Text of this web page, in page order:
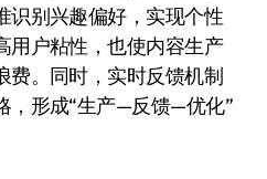
识别兴趣偏好，实现个性
用户粘性，也使内容生产
费。同时，实时反馈机制
，形成“生产—反馈—优化”